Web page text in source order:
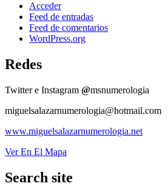
Acceder
Feed de entradas
Feed de comentarios
WordPress.org
Redes
Twitter e Instagram @msnumerologia
miguelsalazarnumerologia@hotmail.com
www.miguelsalazarnumerologia.net
Ver En El Mapa
Search site